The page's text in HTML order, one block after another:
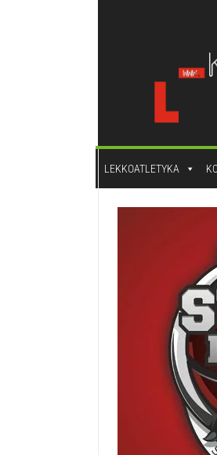
LEKKOATLETYKA